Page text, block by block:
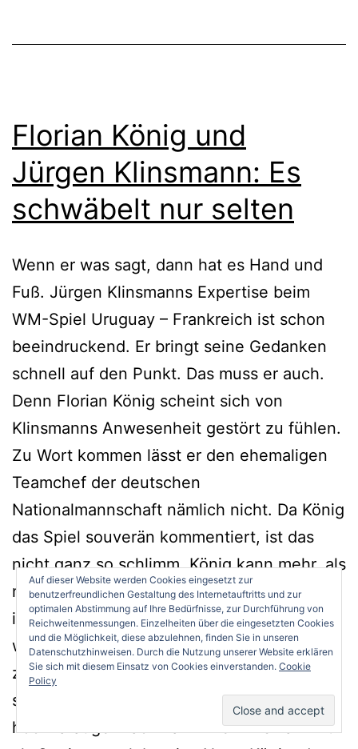
Florian König und
Jürgen Klinsmann: Es
schwäbelt nur selten
Wenn er was sagt, dann hat es Hand und
Fuß. Jürgen Klinsmanns Expertise beim
WM-Spiel Uruguay – Frankreich ist schon
beeindruckend. Er bringt seine Gedanken
schnell auf den Punkt. Das muss er auch.
Denn Florian König scheint sich von
Klinsmanns Anwesenheit gestört zu fühlen.
Zu Wort kommen lässt er den ehemaligen
Teamchef der deutschen
Nationalmannschaft nämlich nicht. Da König
das Spiel souverän kommentiert, ist das
nicht ganz so schlimm. König kann mehr, als
nur das Geschehen wiederzugeben. Er
interpretiert die Entwicklung des Spiels,
weiß die entscheidenden Momente sofort
zu bennen – und nicht erst im Rückblick. Es
stellt sich aber die Frage, weshalb so ein
hochkarätiger Fachmann wie Klinsmann nur
Auf dieser Website werden Cookies eingesetzt zur
benutzerfreundlichen Gestaltung des Internetauftritts und zur
optimalen Abstimmung auf Ihre Bedürfnisse, zur Durchführung von
Reichweitenmessungen. Einzelheiten über die eingesetzten Cookies
und die Möglichkeit, diese abzulehnen, finden Sie in unseren
Datenschutzhinweisen. Durch die Nutzung unserer Website erklären
Sie sich mit diesem Einsatz von Cookies einverstanden. Cookie
Policy